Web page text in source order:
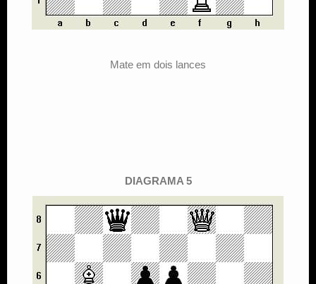
Mate em dois lances
DIAGRAMA 5